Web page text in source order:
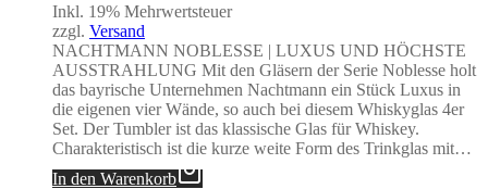
Inkl. 19% Mehrwertsteuer
zzgl. Versand
NACHTMANN NOBLESSE | LUXUS UND HÖCHSTE
AUSSTRAHLUNG Mit den Gläsern der Serie Noblesse holt
das bayrische Unternehmen Nachtmann ein Stück Luxus in
die eigenen vier Wände, so auch bei diesem Whiskyglas 4er
Set. Der Tumbler ist das klassische Glas für Whiskey.
Charakteristisch ist die kurze weite Form des Trinkglas mit…
In den Warenkorb